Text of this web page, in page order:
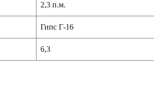
2,3 п.м.
Гипс Г-16
6,3